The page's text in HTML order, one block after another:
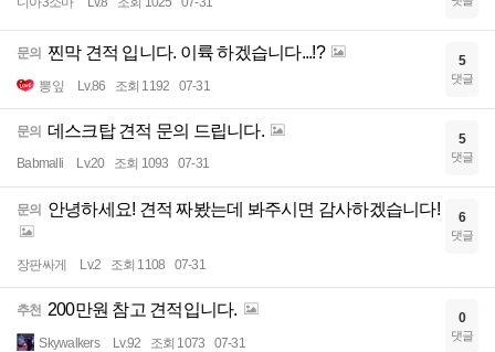
문의 찐막 견적 입니다. 이륙 하겠습니다...!?
뽕잎 Lv.86 조회 1192 07-31
5
댓글
문의 데스크탑 견적 문의 드립니다.
Babmalli Lv.20 조회 1093 07-31
5
댓글
문의 안녕하세요! 견적 짜봤는데 봐주시면 감사하겠습니다!
장판싸게 Lv.2 조회 1108 07-31
6
댓글
추천 200만원 참고 견적입니다.
Skywalkers Lv.92 조회 1073 07-31
0
댓글